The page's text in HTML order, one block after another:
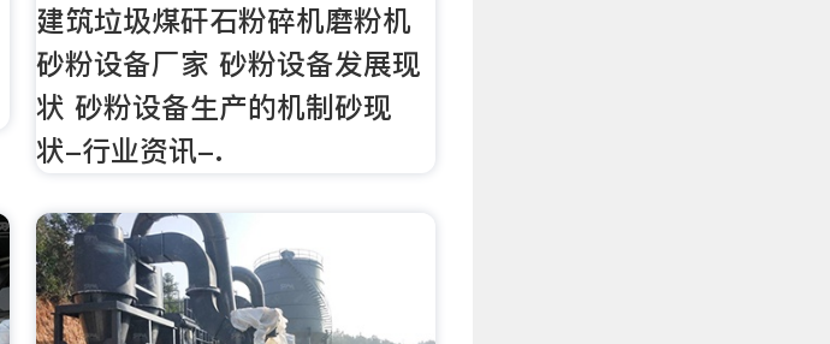
建筑垃圾煤矸石粉碎机磨粉机
砂粉设备厂家 砂粉设备发展现
状 砂粉设备生产的机制砂现
状-行业资讯-.